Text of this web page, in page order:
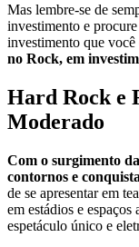
Mas lembre-se de
investimento e
investimento que
no Rock, em
Hard Rock e
Moderado
Com o surgimento
contornos e
de se apresentar em
em estádios e
espetáculo único e